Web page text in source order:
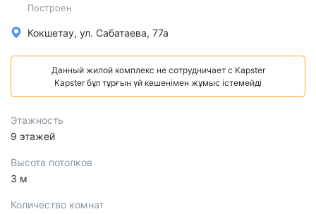
Построен
Кокшетау, ул. Сабатаева, 77а
Данный жилой комплекс не сотрудничает с Kapster
Kapster бұл тұрғын үй кешенімен жұмыс істемейді
Этажность
9 этажей
Высота потолков
3 м
Количество комнат